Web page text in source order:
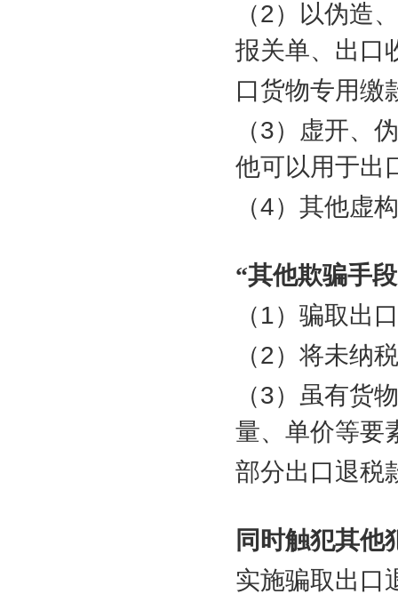
（2）以伪造
报关单、出口
口货物专用缴
（3）虚开、
他可以用于出
（4）其他虚
“其他欺骗手
（1）骗取出
（2）将未纳
（3）虽有货
量、单价等要
部分出口退税
同时触犯其他
实施骗取出口